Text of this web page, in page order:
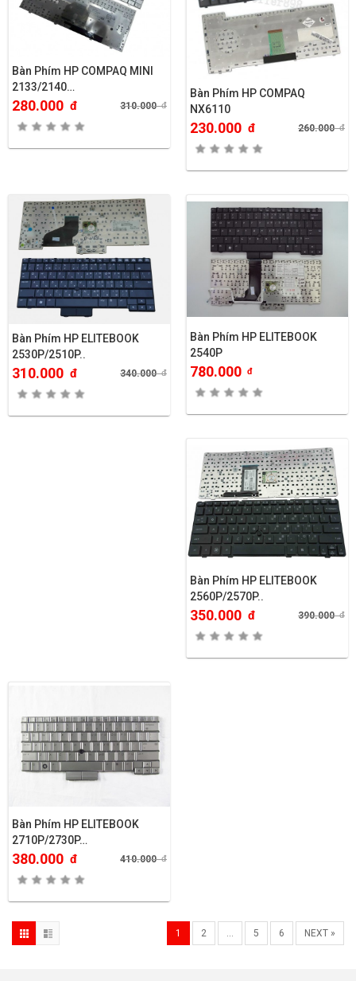
Bàn Phím HP COMPAQ MINI
2133/2140…
280.000 đ 310.000đ
Bàn Phím HP COMPAQ
NX6110
230.000 đ 260.000đ
Bàn Phím HP ELITEBOOK
2530P/2510P..
310.000 đ 340.000đ
Bàn Phím HP ELITEBOOK
2540P
780.000 đ
Bàn Phím HP ELITEBOOK
2560P/2570P..
350.000 đ 390.000đ
Bàn Phím HP ELITEBOOK
2710P/2730P…
380.000 đ 410.000đ
1 2 … 5 6 NEXT »